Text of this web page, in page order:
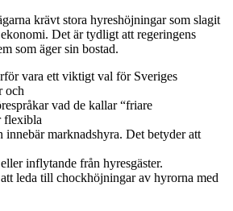
krävt stora hyreshöjningar som slagit
Det är tydligt att regeringens
som äger sin bostad.
vara ett viktigt val för Sveriges
och
vad de kallar “friare
flexibla
marknadshyra. Det betyder att
inflytande från hyresgäster.
leda till chockhöjningar av hyrorna med